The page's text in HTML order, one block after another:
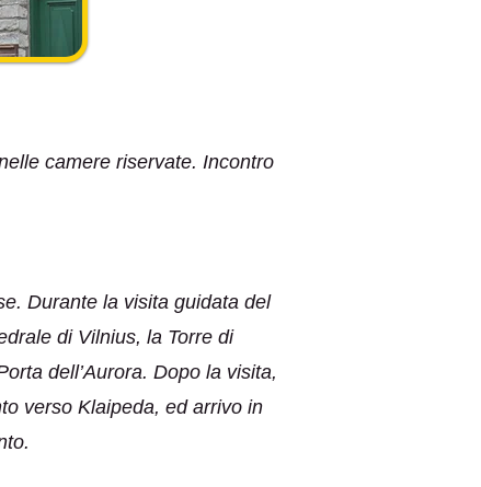
camere riservate. Incontro
Durante la visita guidata del
di Vilnius, la Torre di
dell’Aurora. Dopo la visita,
verso Klaipeda, ed arrivo in